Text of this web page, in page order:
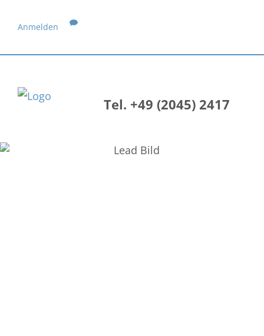
Anmelden
Tel. +49 (2045) 2417